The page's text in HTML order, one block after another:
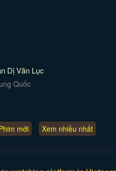
Dị Văn Lục
Quốc
mới Xem nhiều nhất